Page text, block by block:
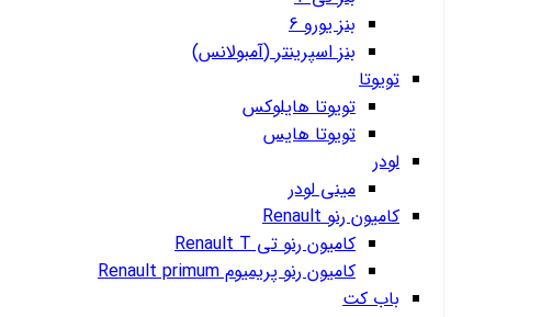
بنز یورو 6
بنز اسپرینتر (آمبولانس)
تویوتا
تویوتا هایلوکس
تویوتا هایس
لودر
مینی لودر
کامیون رنو Renault
کامیون رنو تی Renault T
کامیون رنو پریمیوم Renault primum
باب کت